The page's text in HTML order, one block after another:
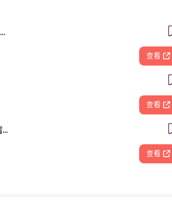
洛克音樂藝文展演空間（Rock Music Live House)
查看
查看
小鐵塔複合式餐廳 中華店 (原彩色巴黎)
查看